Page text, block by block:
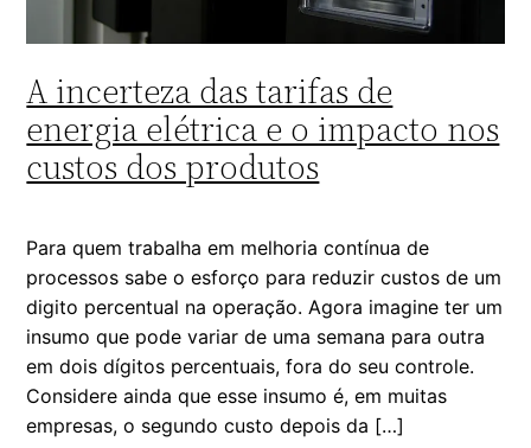
A incerteza das tarifas de
energia elétrica e o impacto nos
custos dos produtos
Para quem trabalha em melhoria contínua de
processos sabe o esforço para reduzir custos de um
digito percentual na operação. Agora imagine ter um
insumo que pode variar de uma semana para outra
em dois dígitos percentuais, fora do seu controle.
Considere ainda que esse insumo é, em muitas
empresas, o segundo custo depois da […]